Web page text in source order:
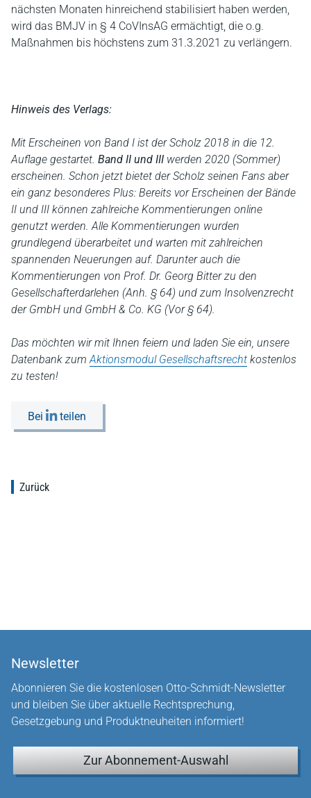
nächsten Monaten hinreichend stabilisiert haben werden,
wird das BMJV in § 4 CoVInsAG ermächtigt, die o.g.
Maßnahmen bis höchstens zum 31.3.2021 zu verlängern.
Hinweis des Verlags:
Mit Erscheinen von Band I ist der Scholz 2018 in die 12.
Auflage gestartet. Band II und III werden 2020 (Sommer)
erscheinen. Schon jetzt bietet der Scholz seinen Fans aber
ein ganz besonderes Plus: Bereits vor Erscheinen der Bände
II und III können zahlreiche Kommentierungen online
genutzt werden. Alle Kommentierungen wurden
grundlegend überarbeitet und warten mit zahlreichen
spannenden Neuerungen auf. Darunter auch die
Kommentierungen von Prof. Dr. Georg Bitter zu den
Gesellschafterdarlehen (Anh. § 64) und zum Insolvenzrecht
der GmbH und GmbH & Co. KG (Vor § 64).
Das möchten wir mit Ihnen feiern und laden Sie ein, unsere
Datenbank zumAktionsmodul Gesellschaftsrecht kostenlos
zu testen!
Bei teilen
Zurück
Newsletter
Abonnieren Sie die kostenlosen Otto-Schmidt-Newsletter
und bleiben Sie über aktuelle Rechtsprechung,
Gesetzgebung und Produktneuheiten informiert!
Zur Abonnement-Auswahl